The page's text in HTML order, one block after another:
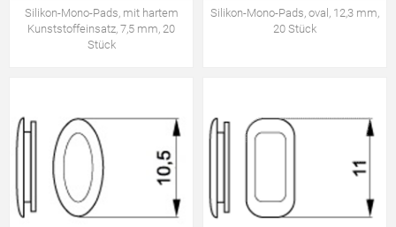
Silikon-Mono-Pads, mit hartem
Kunststoffeinsatz, 7,5 mm, 20
Stück
Silikon-Mono-Pads, oval, 12,3 mm,
20 Stück